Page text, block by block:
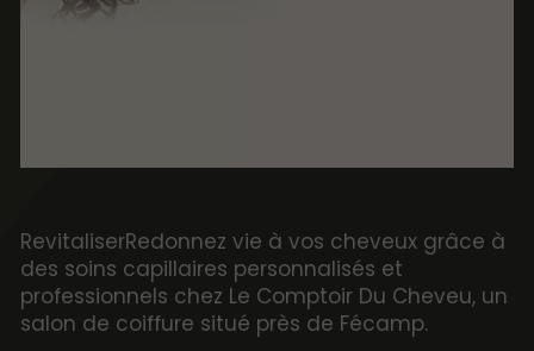
RevitaliserRedonnez vie à vos cheveux grâce à
des soins capillaires personnalisés et
professionnels chez Le Comptoir Du Cheveu, un
salon de coiffure situé près de Fécamp.